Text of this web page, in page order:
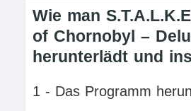
Wie man
of Chornobyl –
herunterlädt und
1 - Das Programm